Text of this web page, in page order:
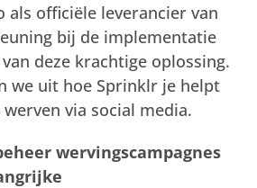
als officiële leverancier van
bij de implementatie
deze krachtige oplossing.
we uit hoe Sprinklr je helpt
via social media.
wervingscampagnes